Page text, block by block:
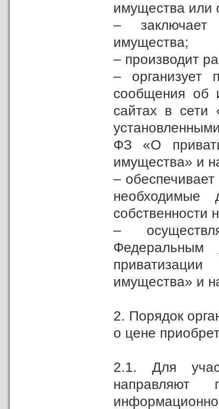
имущества или
– заключает
имущества;
– производит
– организует
сообщения об
сайтах в сети
ФЗ «О
имущества» и
–
необходимые
собственности
–
Федеральным
имущества» и
2. Порядок
о цене
2.1. Для